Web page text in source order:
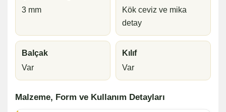
3 mm
Kök ceviz ve mika
detay
Balçak
Var
Kılıf
Var
Malzeme, Form ve Kullanım Detayları